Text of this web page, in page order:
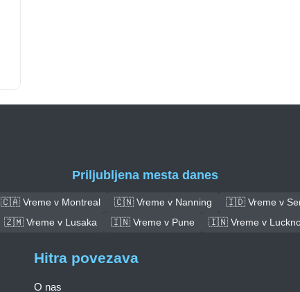
Priljubljena mesta danes
🇨🇦 Vreme v Montreal 🇨🇳 Vreme v Nanning
🇮🇩 Vreme v
🇿🇲 Vreme v Lusaka 🇮🇳 Vreme v Pune 🇮🇳 Vreme v
Hitra povezava
O nas